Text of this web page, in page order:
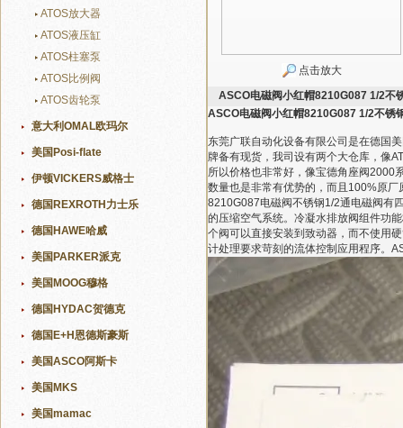
ATOS放大器
ATOS液压缸
ATOS柱塞泵
ATOS比例阀
ATOS齿轮泵
意大利OMAL欧玛尔
美国Posi-flate
伊顿VICKERS威格士
德国REXROTH力士乐
德国HAWE哈威
美国PARKER派克
美国MOOG穆格
德国HYDAC贺德克
德国E+H恩德斯豪斯
美国ASCO阿斯卡
美国MKS
美国mamac
点击放大
ASCO电磁阀小红帽8210G087 1/2不
ASCO电磁阀小红帽8210G087 1/2不锈
东莞广联自动化设备有限公司是在德国
牌备有现货，我司设有两个大仓库，像
所以价格也非常好，像宝德角座阀2000
数量也是非常有优势的，而且100%原厂
8210G087电磁阀不锈钢1/2通电磁阀有
的压缩空气系统。冷凝水排放阀组件功
个阀可以直接安装到致动器，而不使用
计处理要求苛刻的流体控制应用程序。